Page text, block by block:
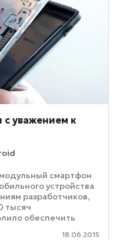
с уважением к
смартфон
устройства
разработчиков,
тысяч
обеспечить
Fairphone ...
18.06.2015